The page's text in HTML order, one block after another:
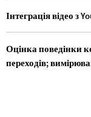
Інтеграція відео з
Оцінка поведінки
переходів;